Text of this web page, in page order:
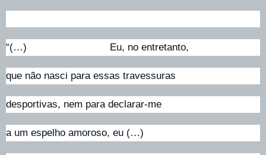
“(…) Eu, no entretanto,
que não nasci para essas travessuras
desportivas, nem para declarar-me
a um espelho amoroso, eu (…)